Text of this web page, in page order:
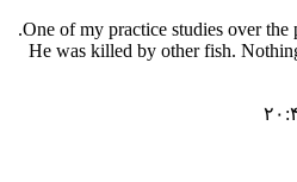
.One of my practice studies over
He was killed by other fish.